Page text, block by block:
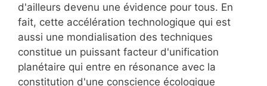
d'ailleurs devenu une évidence pour tous. En
fait, cette accélération technologique qui est
aussi une mondialisation des techniques
constitue un puissant facteur d'unification
planétaire qui entre en résonance avec la
constitution d'une conscience écologique